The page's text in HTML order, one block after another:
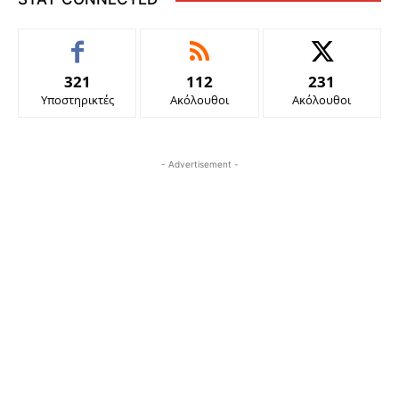
321
Υποστηρικτές
112
Ακόλουθοι
231
Ακόλουθοι
- Advertisement -